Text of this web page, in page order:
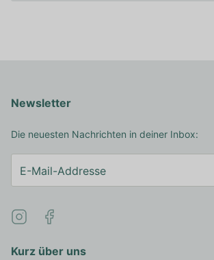
Kurz über uns
Newsletter
Die neuesten Nachrichten in deiner Inbox: